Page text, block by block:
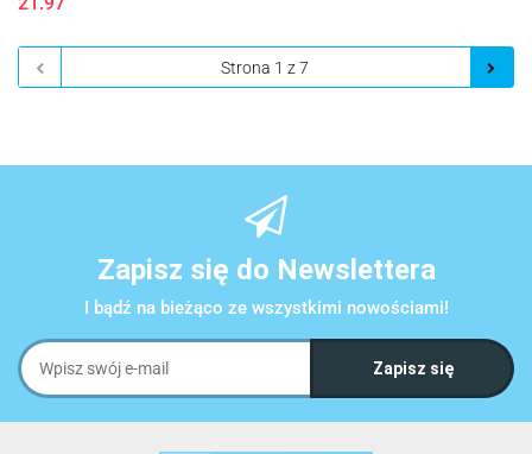
Zapisz się do Newslettera
I bądź na bieżąco ze wszystkimi nowościami!